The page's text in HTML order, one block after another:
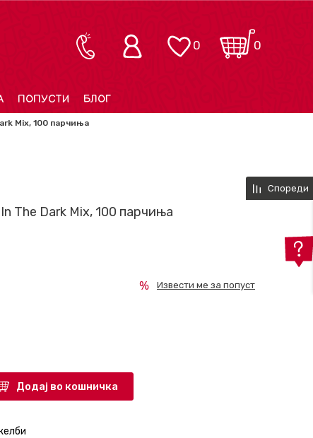
0
0
ПОПУСТИ БЛОГ
Mix, 100 парчиња
The Dark Mix, 100 парчиња
Извести ме за попуст
Додај во кошничка
Спореди